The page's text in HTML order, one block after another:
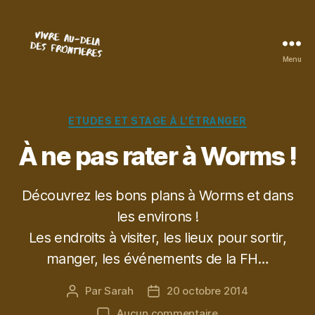
frontières
Menu
Catégories
ETUDES ET STAGE À L'ÉTRANGER
À ne pas rater à Worms !
Découvrez les bons plans à Worms et dans
les environs !
Les endroits à visiter, les lieux pour sortir,
manger, les événements de la FH…
Auteur
ParSarah
Date20 octobre 2014
sur